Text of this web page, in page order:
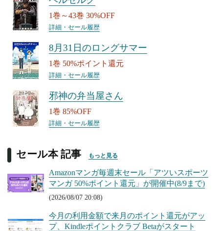
1巻～43巻 30%OFF
詳細・セール履歴
8月31日のロングサマー
1巻 50%ポイント還元
詳細・セール履歴
邪神の弁当屋さん
1巻 85%OFF
詳細・セール履歴
セール本 記事 もっと見る
Amazonマンガ毎週末セール「アツいスポーツ
マンガ 50%ポイント還元」が開催中(8/9まで)
(2026/08/07 20:08)
今月の利用金額で来月のポイント還元がアッ
プ、Kindleポイントクラブ Betaがスタート